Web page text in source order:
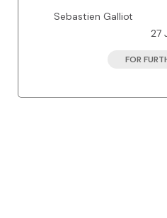
Sebastien Galliot
27
FOR